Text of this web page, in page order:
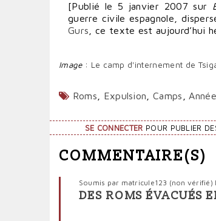
[Publié le 5 janvier 2007 sur
guerre civile espagnole,
Gurs , ce texte est aujourd’hui
Image: Le camp d'internement de
Roms Expulsion ,Camps
SE CONNECTER POUR PUBLIER
COMMENTAIRE(S)
Soumis par matricule123 (non vérifié)
DES ROMS ÉVACUÉS